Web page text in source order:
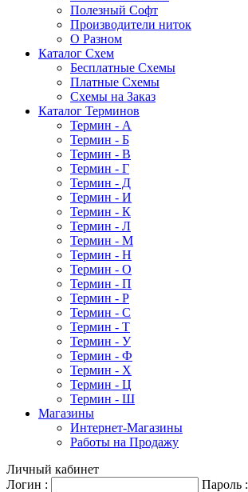
Полезный Софт
Производители ниток
О Разном
Каталог Схем
Бесплатные Схемы
Платные Схемы
Схемы на Заказ
Каталог Терминов
Термин - А
Термин - Б
Термин - В
Термин - Г
Термин - Д
Термин - И
Термин - К
Термин - Л
Термин - М
Термин - Н
Термин - О
Термин - П
Термин - Р
Термин - С
Термин - Т
Термин - У
Термин - Ф
Термин - Х
Термин - Ц
Термин - Ш
Магазины
Интернет-Магазины
Работы на Продажу
Личный кабинет
Логин :
Пароль :